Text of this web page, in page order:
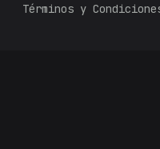
Términos y